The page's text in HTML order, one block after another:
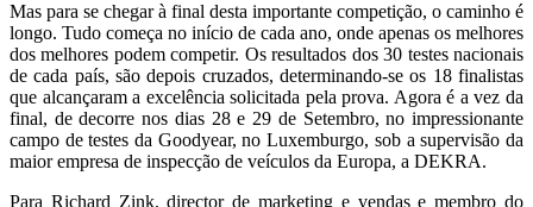
Mas para se chegar à final desta importante competição, o caminho é
longo. Tudo começa no início de cada ano, onde apenas os melhores
dos melhores podem competir. Os resultados dos 30 testes nacionais
de cada país, são depois cruzados, determinando-se os 18 finalistas
que alcançaram a excelência solicitada pela prova. Agora é a vez da
final, de decorre nos dias 28 e 29 de Setembro, no impressionante
campo de testes da Goodyear, no Luxemburgo, sob a supervisão da
maior empresa de inspecção de veículos da Europa, a DEKRA.
Para Richard Zink, director de marketing e vendas e membro do